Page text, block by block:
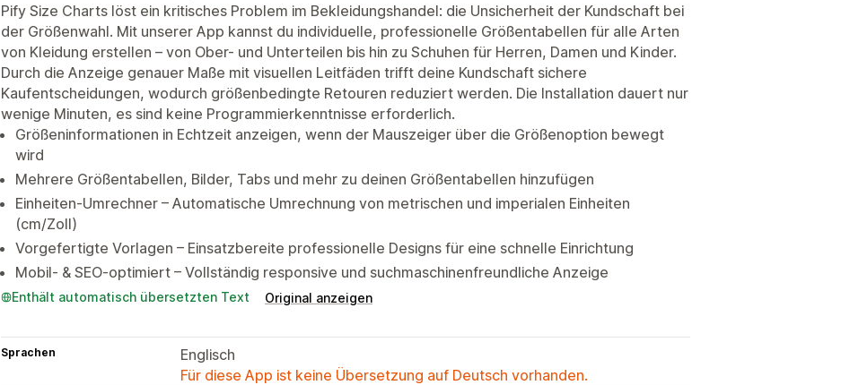
Pify Size Charts löst ein kritisches Problem im Bekleidungshandel: die Unsicherheit der Kundschaft bei
der Größenwahl. Mit unserer App kannst du individuelle, professionelle Größentabellen für alle Arten
von Kleidung erstellen – von Ober- und Unterteilen bis hin zu Schuhen für Herren, Damen und Kinder.
Durch die Anzeige genauer Maße mit visuellen Leitfäden trifft deine Kundschaft sichere
Kaufentscheidungen, wodurch größenbedingte Retouren reduziert werden. Die Installation dauert nur
wenige Minuten, es sind keine Programmierkenntnisse erforderlich.
Größeninformationen in Echtzeit anzeigen, wenn der Mauszeiger über die Größenoption bewegt
wird
Mehrere Größentabellen, Bilder, Tabs und mehr zu deinen Größentabellen hinzufügen
Einheiten-Umrechner – Automatische Umrechnung von metrischen und imperialen Einheiten
(cm/Zoll)
Vorgefertigte Vorlagen – Einsatzbereite professionelle Designs für eine schnelle Einrichtung
Mobil- & SEO-optimiert – Vollständig responsive und suchmaschinenfreundliche Anzeige
Enthält automatisch übersetzten Text Original anzeigen
Sprachen
Englisch
Für diese App ist keine Übersetzung auf Deutsch vorhanden.